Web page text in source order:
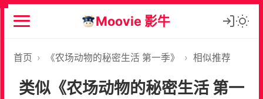
Moovie 影牛
首页 › 《农场动物的秘密生活 第一季》 › 相似推荐
类似《农场动物的秘密生活 第一